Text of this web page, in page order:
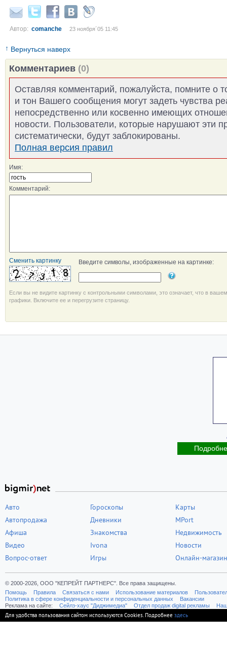
Автор: comanche 23 ноября´05 11:45
↑ Вернуться наверх
Комментариев (0)
Оставляя комментарий, пожалуйста, помните о
и тон Вашего сообщения могут задеть чувства
непосредственно или косвенно имеющих
новости. Пользователи, которые нарушают эти
систематически, будут заблокированы.
Полная версия правил
Имя:
Комментарий:
Сменить картинку Введите символы, изображенные на картинке:
Если вы не видите картинку с контрольными символами, это означает, что в
графики. Включите ее и перегрузите страницу.
Авто
Автопродажа
Афиша
Видео
Вопрос-ответ
Гороскопы
Дневники
Знакомства
Ivona
Игры
Карты
MPort
Недвижимость
Новости
Онлайн-магазин
© 2000-2026, ООО "КЕПРЕЙТ ПАРТНЕРС". Все права защищены.
Помощь
Правила Связаться с нами Использование материалов
Политика в сфере конфиденциальности и персональных данных
Вакансии
Реклама на сайте:
Cейлз-хаус "Диджимедиа" Отдел продаж digital рекламы
Для удобства пользования сайтом используются Cookies. Подробнее здесь